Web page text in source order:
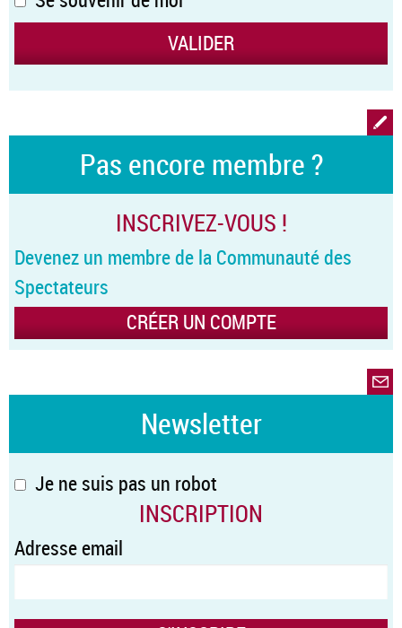
Pas encore membre ?
INSCRIVEZ-VOUS !
Devenez un membre de la Communauté des
Spectateurs
CRÉER UN COMPTE
Newsletter
Je ne suis pas un robot
INSCRIPTION
Adresse email